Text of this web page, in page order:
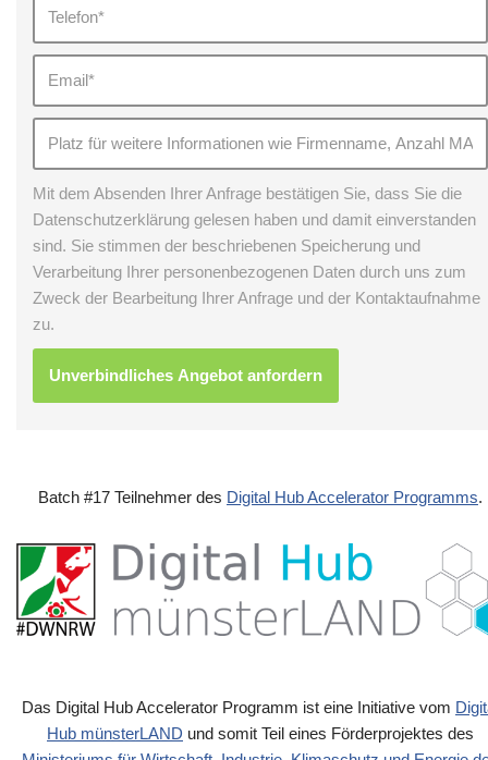
Mit dem Absenden Ihrer Anfrage bestätigen Sie, dass Sie die
Datenschutzerklärung gelesen haben und damit einverstanden
sind. Sie stimmen der beschriebenen Speicherung und
Verarbeitung Ihrer personenbezogenen Daten durch uns zum
Zweck der Bearbeitung Ihrer Anfrage und der Kontaktaufnahme
zu.
Batch #17 Teilnehmer des Digital Hub Accelerator Programms.
Das Digital Hub Accelerator Programm ist eine Initiative vom
Hub münsterLAND und somit Teil eines Förderprojektes des